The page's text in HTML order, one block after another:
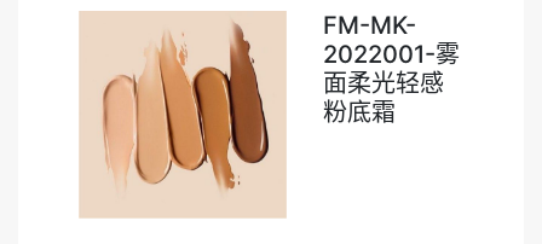
FM-MK-
2022001-雾
面柔光轻感
粉底霜